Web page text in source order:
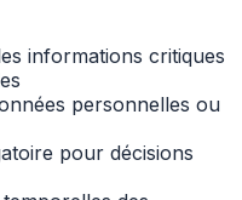
informations critiques
personnelles ou
pour décisions